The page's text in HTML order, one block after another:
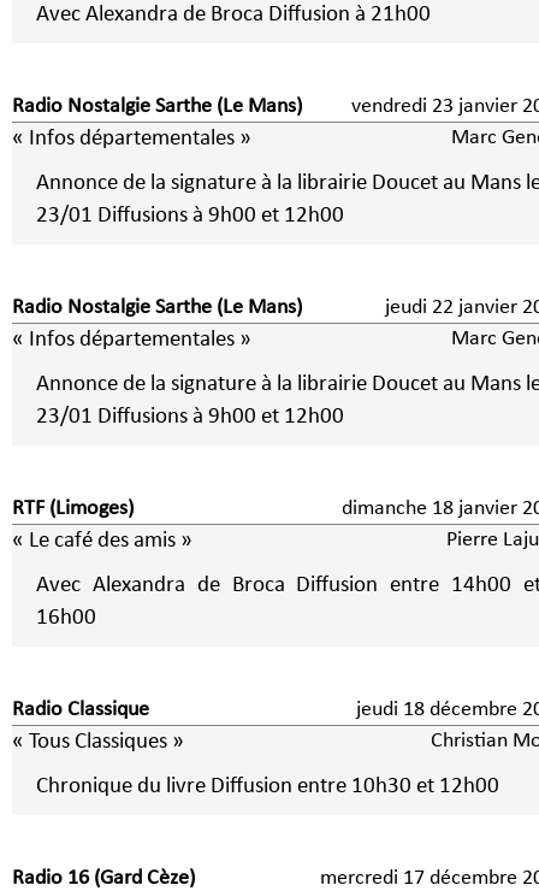
Avec Alexandra de Broca Diffusion à 21h00
Radio Nostalgie Sarthe (Le Mans) vendredi 23 janvier
« Infos départementales » Marc
Annonce de la signature à la librairie Doucet au Mans
23/01 Diffusions à 9h00 et 12h00
Radio Nostalgie Sarthe (Le Mans) jeudi 22 janvier
« Infos départementales » Marc
Annonce de la signature à la librairie Doucet au Mans
23/01 Diffusions à 9h00 et 12h00
RTF (Limoges) dimanche 18 janvier
« Le café des amis » Pierre
Avec Alexandra de Broca Diffusion entre 14h00
16h00
Radio Classique jeudi 18 décembre
« Tous Classiques » Christian
Chronique du livre Diffusion entre 10h30 et 12h00
Radio 16 (Gard Cèze) mercredi 17 décembre